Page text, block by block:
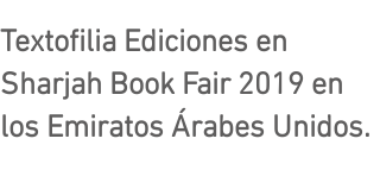
Textofilia Ediciones en
Sharjah Book Fair 2019 en
los Emiratos Árabes Unidos.